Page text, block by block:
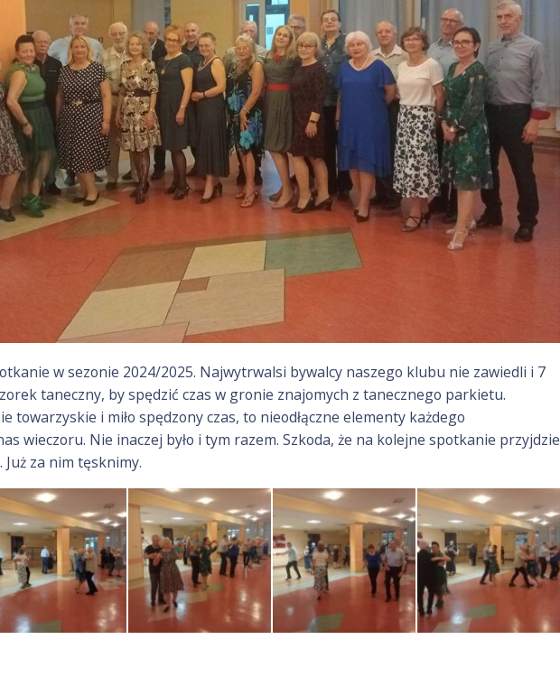
w sezonie 2024/2025. Najwytrwalsi bywalcy naszego klubu nie zawiedli i 7
taneczny, by spędzić czas w gronie znajomych z tanecznego parkietu.
towarzyskie i miło spędzony czas, to nieodłączne elementy każdego
wieczoru. Nie inaczej było i tym razem. Szkoda, że na kolejne spotkanie przyjdzie
za nim tęsknimy.